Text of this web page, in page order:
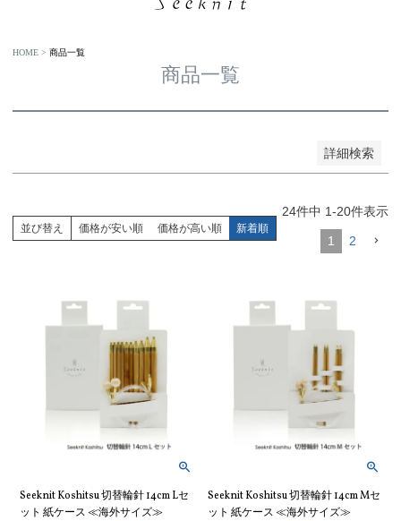
HOME 商品一覧
商品一覧
詳細検索
レビュー順
キーワードヒット順
検索
並び替え 価格が安い順 価格が高い順 新着順
24件中 1-20件表示
1 2
Seeknit Koshitsu 切替輪針 14cm Lセ
ット 紙ケース ≪海外サイズ≫
Seeknit Koshitsu 切替輪針 14cm Mセ
ット 紙ケース ≪海外サイズ≫